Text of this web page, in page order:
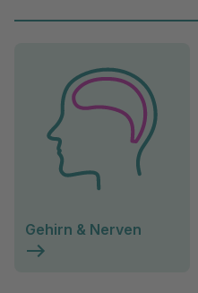
Gehirn & Nerven